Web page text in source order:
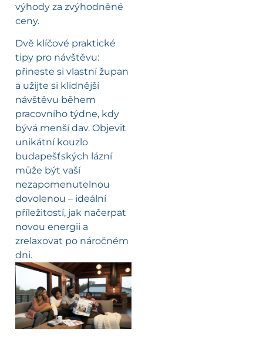
výhody za zvýhodněné
ceny.
Dvě klíčové praktické
tipy pro návštěvu:
přineste si vlastní župan
a užijte si klidnější
návštěvu během
pracovního týdne, kdy
bývá menší dav. Objevit
unikátní kouzlo
budapešťských lázní
může být vaší
nezapomenutelnou
dovolenou – ideální
příležitostí, jak načerpat
novou energii a
zrelaxovat po náročném
dni.